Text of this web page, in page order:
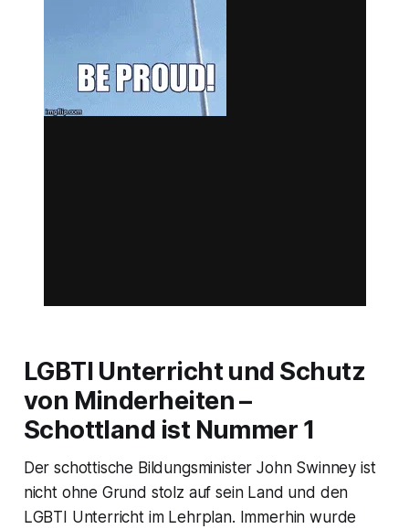
LGBTI Unterricht und Schutz
von Minderheiten –
Schottland ist Nummer 1
Der schottische Bildungsminister John Swinney ist
nicht ohne Grund stolz auf sein Land und den
LGBTI Unterricht im Lehrplan. Immerhin wurde